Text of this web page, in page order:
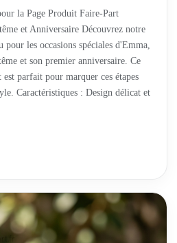
la Page Produit Faire-Part
et Anniversaire Découvrez notre
les occasions spéciales d'Emma,
et son premier anniversaire. Ce
parfait pour marquer ces étapes
Caractéristiques : Design délicat et